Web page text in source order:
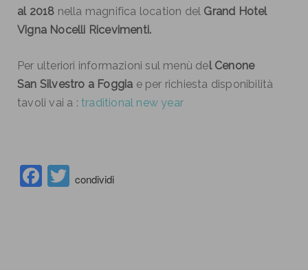
al 2018 nella magnifica location del Grand Hotel
Vigna Nocelli Ricevimenti.
Per ulteriori informazioni sul menù del Cenone
San Silvestro a Foggia e per richiesta disponibilità
tavoli vai a : traditional new year
FacebookTwitter
condividi